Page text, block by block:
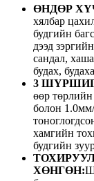
ӨНДӨР
хялбар
будгийн
дээд
сандал,
будах,
3
өөр
болон
хамгийн
будгийн
ХӨНГӨН: